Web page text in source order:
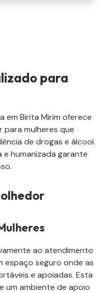
para
em Birita Mirim oferece
para mulheres que
de drogas e álcool.
e humanizada garante
ao atendimento
espaço seguro onde as
e apoiadas. Esta
um ambiente de apoio